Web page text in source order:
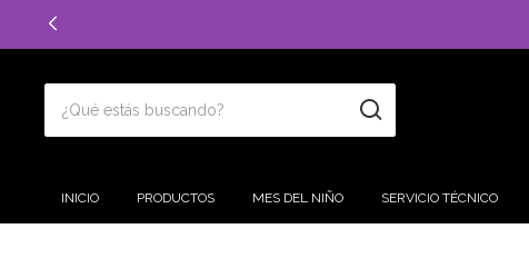
INICIO PRODUCTOS MES DEL NIÑO SERVICIO TÉCNICO